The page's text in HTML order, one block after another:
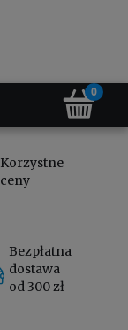
Korzystne
ceny
Bezpłatna
dostawa
od 300 zł